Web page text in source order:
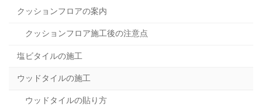
クッションフロアの案内
クッションフロア施工後の注意点
塩ビタイルの施工
ウッドタイルの施工
ウッドタイルの貼り方